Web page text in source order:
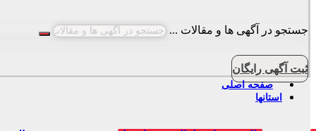
جستجو در آگهی ها و مقالات ...
ثبت آگهی رایگان
صفحه اصلی
استانها